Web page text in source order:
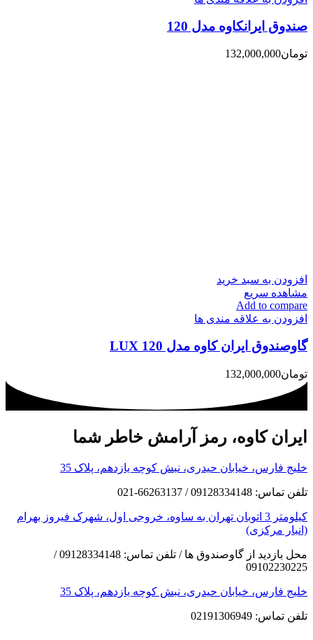
صندوق ایرانکاوه مدل 120
تومان132,000,000
افزودن به سبد خرید
مشاهده سریع
Add to compare
افزودن به علاقه مندی ها
گاوصندوق ایران کاوه مدل 120 LUX
تومان132,000,000
ایران کاوه، رمز آرامش خاطر شما
خلیج فارس، خیابان حیدری، نبش کوچه یازدهم، پلاک 35
تلفن تماس: 09128334148 / 66263137-021
کیلومتر 3 اتوبان تهران به ساوه، خروجی اول، شهرک فیروز بهرام
(انبار مرکزی)
محل بازدید از گاوصندوق ها / تلفن تماس: 09128334148 /
09102230225
خلیج فارس، خیابان حیدری، نبش کوچه یازدهم، پلاک 35
تلفن تماس: 02191306949